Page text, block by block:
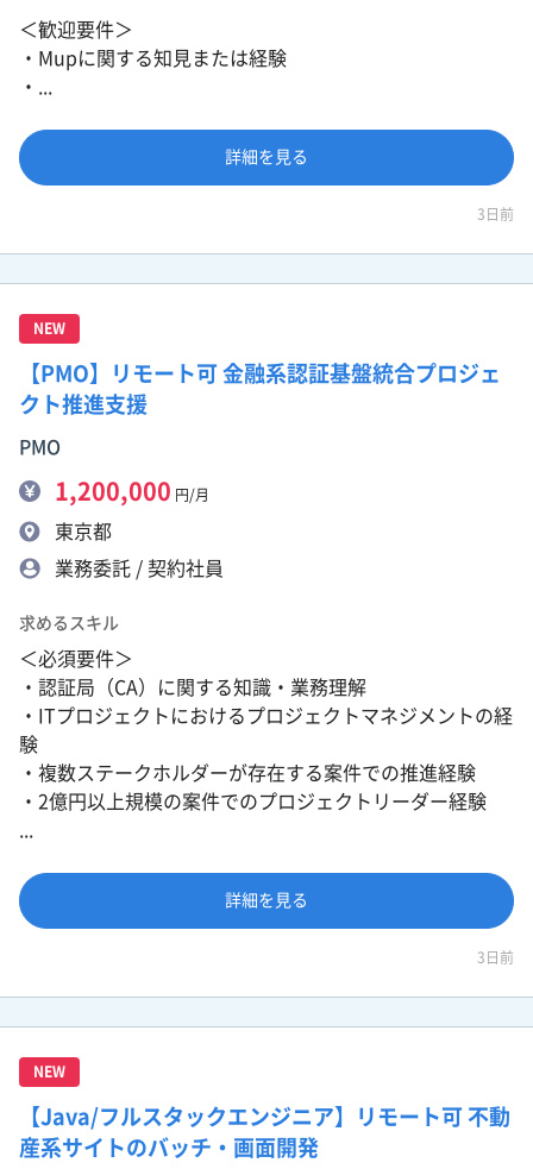
＜歓迎要件＞
・Mupに関する知見または経験
・...
詳細を見る
3日前
NEW
【PMO】リモート可 金融系認証基盤統合プロジェ
クト推進支援
PMO
1,200,000 円/月
東京都
業務委託 / 契約社員
求めるスキル
＜必須要件＞
・認証局（CA）に関する知識・業務理解
・ITプロジェクトにおけるプロジェクトマネジメントの経
験
・複数ステークホルダーが存在する案件での推進経験
・2億円以上規模の案件でのプロジェクトリーダー経験
詳細を見る
3日前
NEW
【Java/フルスタックエンジニア】リモート可 不動
産系サイトのバッチ・画面開発